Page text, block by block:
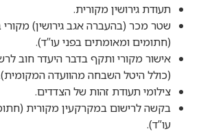
תעודת גירושין מקורית.
שטר מכר (בהעברה אגב גירושין)
(חתומים ומאומתים בפני עו”ד).
אישור מקורי ותקף בדבר היעדר חוב
(כולל היטל השבחה מהוועדה
צילומי תעודת זהות של הצדדים.
בקשה לרישום במקרקעין מקורית
עו”ד).